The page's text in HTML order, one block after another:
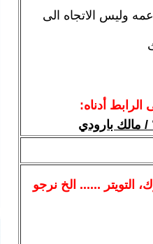
وليس الاتجاه الى
أدناه:
/ مالك بارودي
، التويتر ...... الخ نرجو